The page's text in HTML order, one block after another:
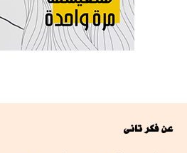
عن فكر تانى